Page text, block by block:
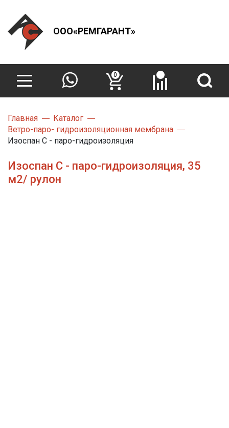
ООО«РЕМГАРАНТ»
0
Главная
Каталог
Ветро-паро- гидроизоляционная мембрана
Изоспан С - паро-гидроизоляция
Изоспан С - паро-гидроизоляция, 35
м2/ рулон